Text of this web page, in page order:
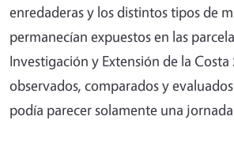
enredaderas y los distintos tipos de
permanecían expuestos en las
Investigación y Extensión de la Costa
observados, comparados y
podía parecer solamente una